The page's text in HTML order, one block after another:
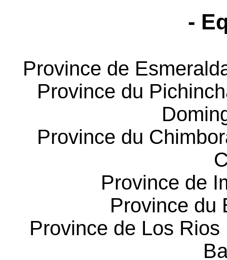
-
Province de
Province du
Province du
Province de
Province du
Province de Los